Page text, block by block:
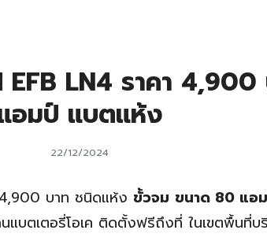
EFB LN4 ราคา
อมป์ แบตแห้ง
22/12/2024
บาท ชนิดแห้ง ขั้วจม ขนาด 80 แอ
บตเตอรี่โอเค ติดตั้งฟรีถึงที่ ในเขตพื้นที่บ